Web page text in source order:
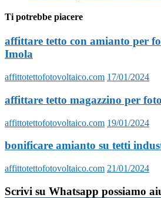
Ti potrebbe piacere
affittare tetto con amianto per
Imola
affittotettofotovoltaico.com 17/01/2024
affittare tetto magazzino per
affittotettofotovoltaico.com 19/01/2024
bonificare amianto su tetti
affittotettofotovoltaico.com 21/01/2024
Scrivi su Whatsapp possiamo